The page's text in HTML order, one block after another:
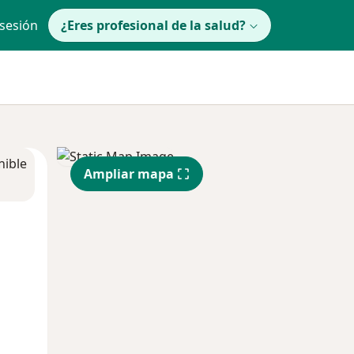
¿Eres profesional de la salud?
Ampliar mapa